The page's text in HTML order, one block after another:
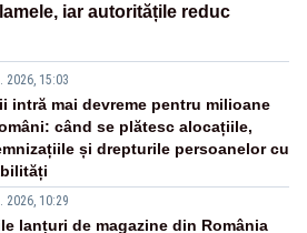
iar autoritățile reduc
2026, 15:03
intră mai devreme pentru milioane
când se plătesc alocațiile,
și drepturile persoanelor cu
2026, 10:29
lanțuri de magazine din România